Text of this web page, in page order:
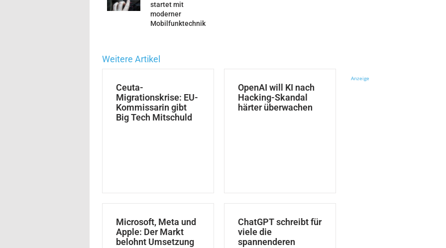
startet mit
moderner
Mobilfunktechnik
Weitere Artikel
Ceuta-
Migrationskrise: EU-
Kommissarin gibt
Big Tech Mitschuld
OpenAI will KI nach
Hacking-Skandal
härter überwachen
Microsoft, Meta und
Apple: Der Markt
belohnt Umsetzung
ChatGPT schreibt für
viele die
spannenderen
Anzeige